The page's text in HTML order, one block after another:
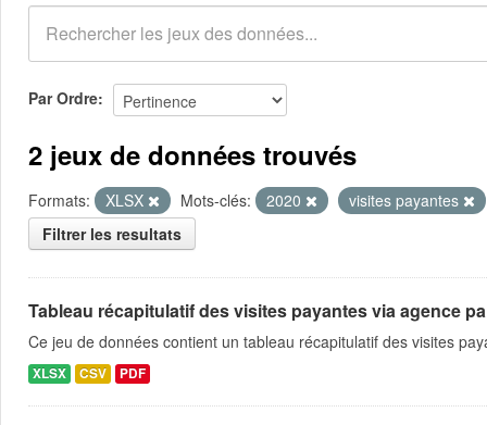
Groupes
Demandes 0
À propos
Par Ordre
2 jeux de données trouvés
Formats: XLSX Mots-clés: 2020
visites payantes
Filtrer les resultats
Tableau récapitulatif des visites payantes via agence
Ce jeu de données contient un tableau récapitulatif des visites
XLSX CSV PDF